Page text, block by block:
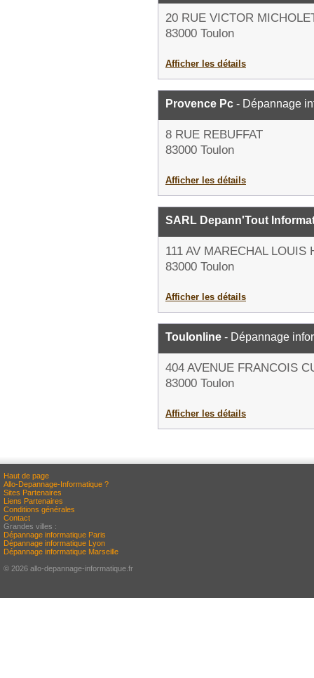
20 RUE VICTOR
83000 Toulon
Afficher les détails
Provence Pc - Dépannage
8 RUE REBUFFAT
83000 Toulon
Afficher les détails
SARL Depann'Tout
111 AV MARECHAL LOUIS
83000 Toulon
Afficher les détails
Toulonline - Dépannage
404 AVENUE FRANCOIS
83000 Toulon
Afficher les détails
Haut de page
Allo-Depannage-Informatique ?
Sites Partenaires
Liens Partenaires
Conditions générales
Contact
Grandes villes :
Dépannage informatique Paris
Dépannage informatique Lyon
Dépannage informatique Marseille
© 2026 allo-depannage-informatique.fr